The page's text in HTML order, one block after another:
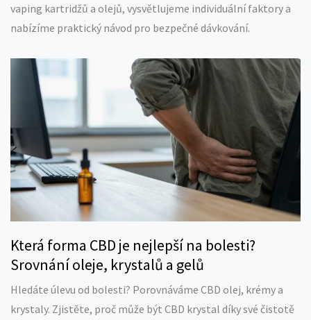
vaping kartridžů a olejů, vysvětlujeme individuální faktory a
nabízíme praktický návod pro bezpečné dávkování.
Která forma CBD je nejlepší na bolesti?
Srovnání oleje, krystalů a gelů
Hledáte úlevu od bolesti? Porovnáváme CBD olej, krémy a
krystaly. Zjistěte, proč může být CBD krystal díky své čistotě